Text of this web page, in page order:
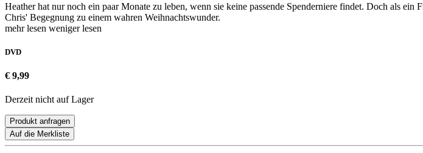
Heather hat nur noch ein paar Monate zu leben, wenn sie keine passende Spenderniere findet. Doch als
Chris' Begegnung zu einem wahren Weihnachtswunder.
mehr lesen weniger lesen
DVD
€ 9,99
Derzeit nicht auf Lager
Produkt anfragen
Auf die Merkliste